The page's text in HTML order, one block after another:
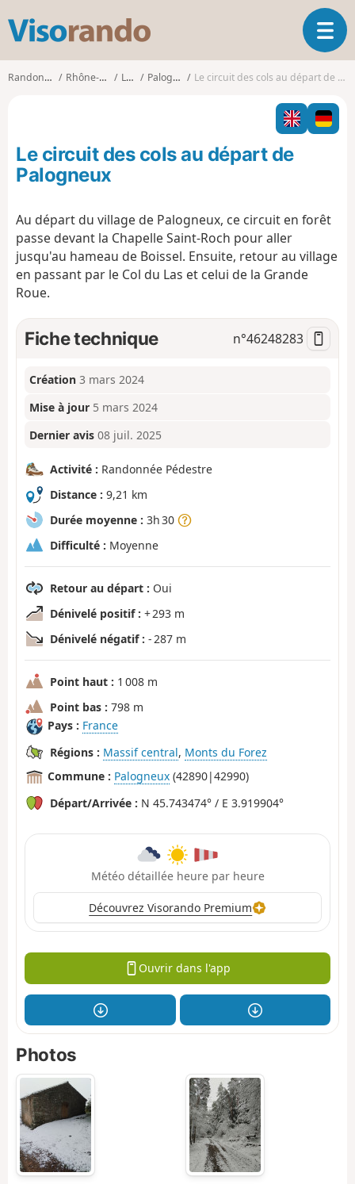
s
o
o
O
u
v
i
r
l
i
a
n
Randonnées Rhône-Alpes Loire Palogneux Le circuit des cols au départ de Palogneux
Le circuit des cols au départ de
Palogneux
Au départ du village de Palogneux, ce circuit en forêt
passe devant la Chapelle Saint-Roch pour aller
jusqu'au hameau de Boissel. Ensuite, retour au village
en passant par le Col du Las et celui de la Grande
Roue.
Fiche technique n°46248283
Création 3 mars 2024
Mise à jour 5 mars 2024
Dernier avis 08 juil. 2025
Activité : Randonnée Pédestre
Distance : 9,21 km
Durée moyenne : 3h 30
Difficulté : Moyenne
Retour au départ : Oui
Dénivelé positif : + 293 m
Dénivelé négatif : - 287 m
Point haut : 1 008 m
Point bas : 798 m
Pays : France
Régions : Massif central, Monts du Forez
Commune : Palogneux (42890|42990)
Départ/Arrivée : N 45.743474° / E 3.919904°
Météo détaillée heure par heure
Découvrez Visorando Premium
Ouvrir dans l'app
Photos